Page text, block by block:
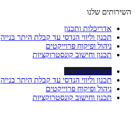
השירותים שלנו
אדריכלות ותכנון
תכנון וליווי הנדסי עד קבלת היתר בנייה
ניהול ופיקוח פרוייקטים
תכנון וחישוב קונסטרוקציות
אדריכלות ותכנון
תכנון וליווי הנדסי עד קבלת היתר בנייה
ניהול ופיקוח פרוייקטים
תכנון וחישוב קונסטרוקציות